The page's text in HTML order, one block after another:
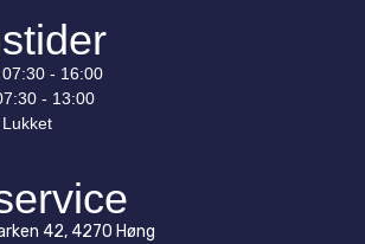
07:30 - 16:00
- 13:00
Lukket
42, 4270 Høng